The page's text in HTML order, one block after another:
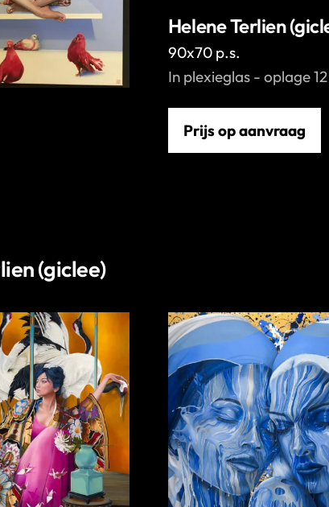
Helene Terlien
90x70 p.s.
In plexieglas - oplage
Prijs op aanvraag
(giclee)